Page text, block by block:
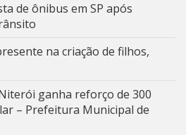
de ônibus em SP após
na criação de filhos,
ganha reforço de 300
– Prefeitura Municipal de